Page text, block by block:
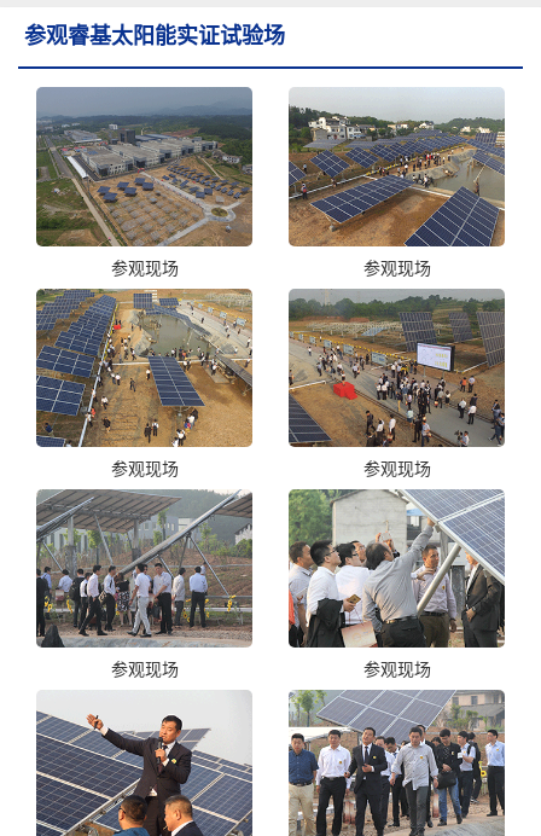
参观睿基太阳能实证试验场
参观现场 参观现场
参观现场 参观现场
参观现场 参观现场